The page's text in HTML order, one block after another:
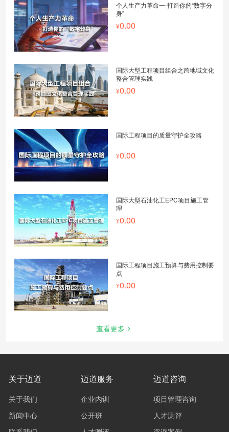
个人生产力革命一-打造你的“数字分
身”
0.00
国际大型工程项目组合之跨地域文化
整合管理实践
0.00
国际工程项目的质量守护全攻略
0.00
国际大型石油化工EPC项目施工管
理
0.00
国际工程项目施工预算与费用控制要
点
0.00
查看更多
关于迈道
关于我们
新闻中心
迈道服务
企业内训
公开班
迈道咨询
项目管理咨询
人才测评